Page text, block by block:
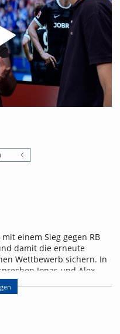
einem Sieg gegen RB
damit die erneute
Wettbewerb sichern. In
Jonas und Alex
und einen Leih-